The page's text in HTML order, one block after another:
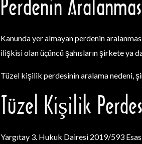
Perdenin
Kanunda yer almayan perdenin
ilişkisi olan üçüncü şahısların şirkete ya
Tüzel kişilik perdesinin aralama nedeni,
Tüzel Kişilik
Yargıtay 3. Hukuk Dairesi 2019/593